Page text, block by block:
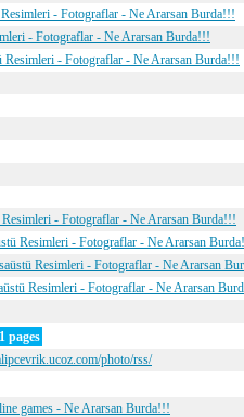
- Fotograflar - Ne Ararsan Burda!!!
- Fotograflar - Ne Ararsan Burda!!!
Resimleri - Fotograflar - Ne Ararsan Burda!!!
- Fotograflar - Ne Ararsan Burda!!!
Resimleri - Fotograflar - Ne Ararsan
Resimleri - Fotograflar - Ne Ararsan
Resimleri - Fotograflar - Ne Ararsan
1 pages
photo/rss/
games - Ne Ararsan Burda!!!